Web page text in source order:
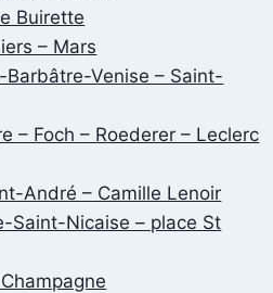
Buirette
– Mars
Barbâtre-Venise – Saint-
– Foch – Roederer – Leclerc
André – Camille Lenoir
Saint-Nicaise – place St